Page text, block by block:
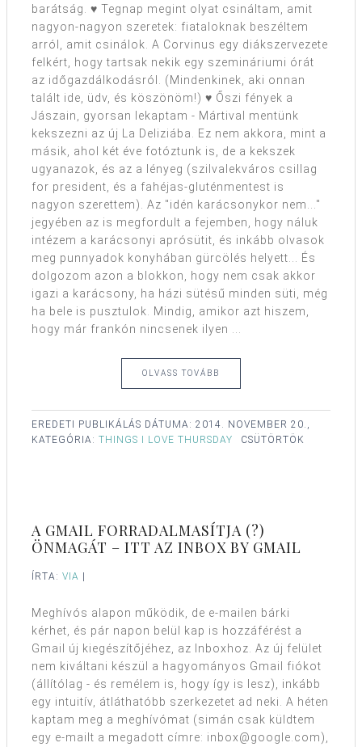
barátság. ♥ Tegnap megint olyat csináltam, amit
nagyon-nagyon szeretek: fiataloknak beszéltem
arról, amit csinálok. A Corvinus egy diákszervezete
felkért, hogy tartsak nekik egy szemináriumi órát
az időgazdálkodásról. (Mindenkinek, aki onnan
talált ide, üdv, és köszönöm!) ♥ Őszi fények a
Jászain, gyorsan lekaptam - Mártival mentünk
kekszezni az új La Deliziába. Ez nem akkora, mint a
másik, ahol két éve fotóztunk is, de a kekszek
ugyanazok, és az a lényeg (szilvalekváros csillag
for president, és a fahéjas-gluténmentest is
nagyon szerettem). Az "idén karácsonykor nem..."
jegyében az is megfordult a fejemben, hogy náluk
intézem a karácsonyi aprósütit, és inkább olvasok
meg punnyadok konyhában gürcölés helyett... És
dolgozom azon a blokkon, hogy nem csak akkor
igazi a karácsony, ha házi sütésű minden süti, még
ha bele is pusztulok. Mindig, amikor azt hiszem,
hogy már frankón nincsenek ilyen ...
OLVASS TOVÁBB
EREDETI PUBLIKÁLÁS DÁTUMA: 2014. NOVEMBER 20.,
CSÜTÖRTÖK
KATEGÓRIA: THINGS I LOVE THURSDAY
A GMAIL FORRADALMASÍTJA (?)
ÖNMAGÁT – ITT AZ INBOX BY GMAIL
ÍRTA: VIA |
Meghívós alapon működik, de e-mailen bárki
kérhet, és pár napon belül kap is hozzáférést a
Gmail új kiegészítőjéhez, az Inboxhoz. Az új felület
nem kiváltani készül a hagyományos Gmail fiókot
(állítólag - és remélem is, hogy így is lesz), inkább
egy intuitív, átláthatóbb szerkezetet ad neki. A héten
kaptam meg a meghívómat (simán csak küldtem
egy e-mailt a megadott címre: inbox@google.com),